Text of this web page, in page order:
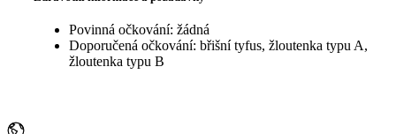
Povinná očkování: žádná
Doporučená očkování: břišní tyfus, žloutenka typu A,
žloutenka typu B